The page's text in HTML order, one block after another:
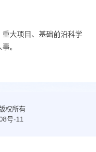
大项目、基础前沿科学
。
权所有
号-11